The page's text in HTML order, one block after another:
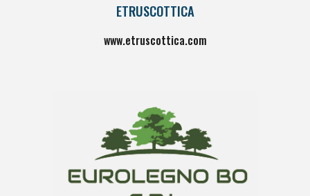
ETRUSCOTTICA
www.etruscottica.com